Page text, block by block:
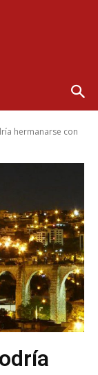
hermanarse con